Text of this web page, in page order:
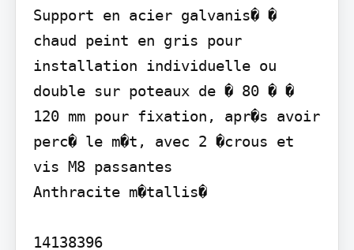
Support en acier galvanis� �
chaud peint en gris pour
installation individuelle ou
double sur poteaux de � 80 � �
120 mm pour fixation, apr�s avoir
perc� le m�t, avec 2 �crous et
vis M8 passantes
Anthracite m�tallis�
14138396